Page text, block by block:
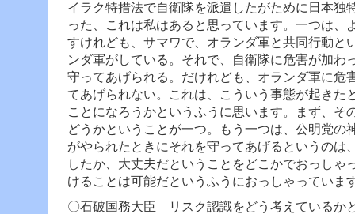
イラク特措法で自衛隊を派遣したがために日本独
った、これは私はあると思っています。 一つは、
すけれども、サマワで、オランダ軍と共同行動と
ンダ軍がしている。それで、自衛隊に危害が加わ
守ってあげられる。だけれども、オランダ軍に危
てあげられない。これは、こういう事態が起きた
ことになろうかというふうに思います。まず、そ
どうかということが一つ。
もう一つは、公明党の
がやられたときにそれを守ってあげるというのは
したか、大丈夫だということをどこかでおっしゃ
けることは可能だというふうにおっしゃっていま
〇石破国務大臣 リスク認識をどう考えているか